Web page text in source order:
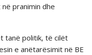
pranimin dhe
tanë politik, të cilët
e anëtarësimit në BE